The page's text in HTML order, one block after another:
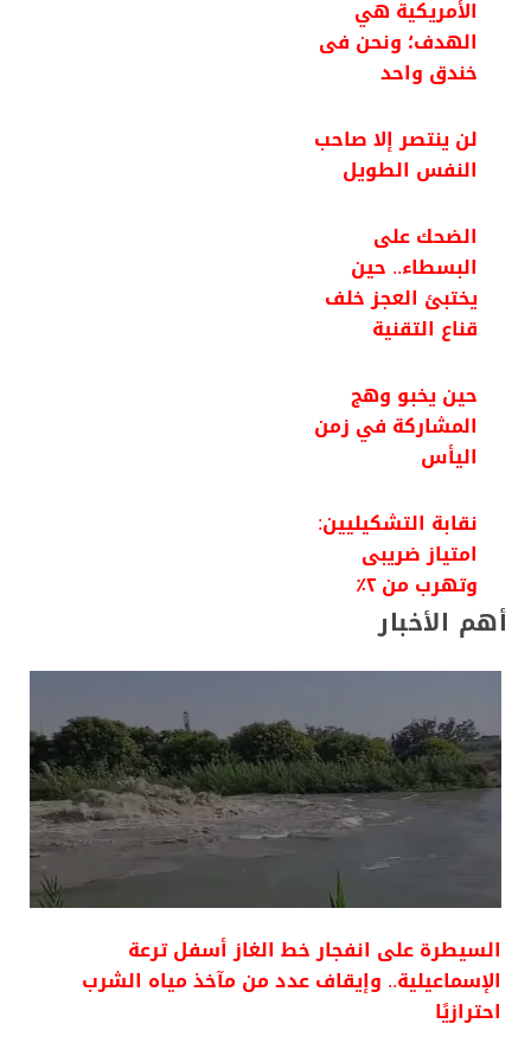
الأمريكية هي
الهدف؛ ونحن فى
خندق واحد
لن ينتصر إلا صاحب
النفس الطويل
الضحك على
البسطاء.. حين
يختبئ العجز خلف
قناع التقنية
حين يخبو وهج
المشاركة في زمن
اليأس
نقابة التشكيليين:
امتياز ضريبى
وتهرب من ٢٪
أهم الأخبار
السيطرة على انفجار خط الغاز أسفل ترعة
الإسماعيلية.. وإيقاف عدد من مآخذ مياه الشرب
احترازيًا